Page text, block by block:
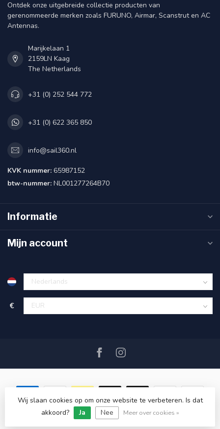
Ontdek onze uitgebreide collectie producten van
gerenommeerde merken zoals FURUNO, Airmar, Scanstrut en AC
Antennas.
Marijkelaan 1
2159LN Kaag
The Netherlands
+31 (0) 252 544 772
+31 (0) 622 365 850
info@sail360.nl
KVK nummer: 65987152
btw-nummer: NL001277264B70
Informatie
Mijn account
€
© Copyright 2026 SAIL360 watersport and boat equipment
Wij slaan cookies op om onze website te verbeteren. Is dat
akkoord?
Ja Nee Meer over cookies »